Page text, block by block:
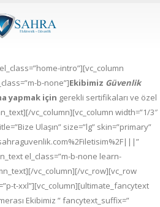
intro”][vc_column
b-none”]Ekibimiz Güvenlik
yapmak için gerekli sertifikaları ve özel
vc_column][vc_column width=”1/3″
Ulaşın” size=”lg” skin=”primary”
el_class=”m-b-none learn-
vc_column][/vc_row][vc_row
t-xxl”][vc_column][ultimate_fancytext
Ekibimiz ” fancytext_suffix=”